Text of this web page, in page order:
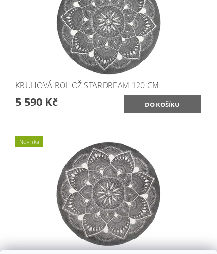
KRUHOVÁ ROHOŽ STARDREAM 120 CM
5 590 Kč
Novinka